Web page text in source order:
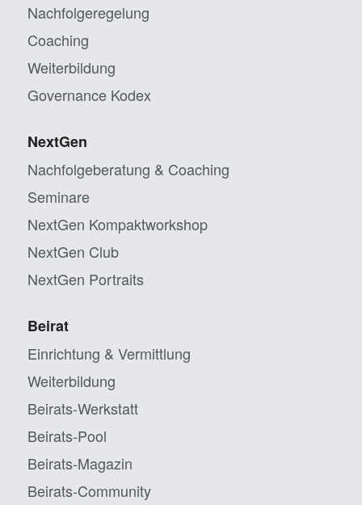
Nachfolgeregelung
Coaching
Weiterbildung
Governance Kodex
NextGen
Nachfolgeberatung & Coaching
Seminare
NextGen Kompaktworkshop
NextGen Club
NextGen Portraits
Beirat
Einrichtung & Vermittlung
Weiterbildung
Beirats-Werkstatt
Beirats-Pool
Beirats-Magazin
Beirats-Community